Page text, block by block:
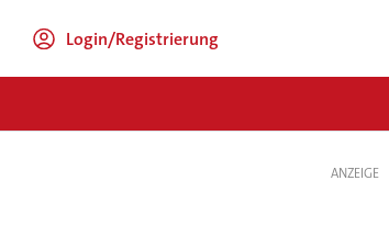
Login/Registrierung
ANZEIGE